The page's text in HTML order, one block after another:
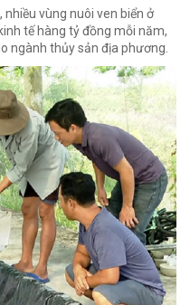
vùng nuôi ven biển ở
tế hàng tỷ đồng mỗi năm,
ngành thủy sản địa phương.